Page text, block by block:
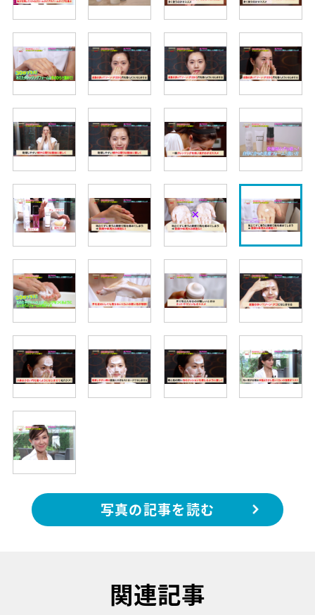
写真の記事を読む
関連記事